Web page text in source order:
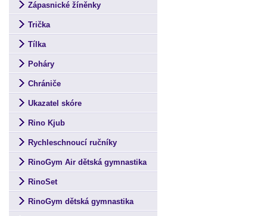
Zápasnické žíněnky
Trička
Tílka
Poháry
Chrániče
Ukazatel skóre
Rino Kjub
Rychleschnoucí ručníky
RinoGym Air dětská gymnastika
RinoSet
RinoGym dětská gymnastika